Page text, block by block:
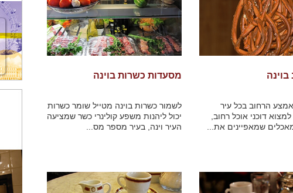
בוינה
הרחוב בכל עיר
דוכני אוכל רחוב,
שמאפיינים את...
מסעדות כשרות בוינה
לשמור כשרות בוינה מטייל שומר כשרות
יכול ליהנות משפע קולינרי כשר שמציעה
העיר וינה, בעיר מספר מס...